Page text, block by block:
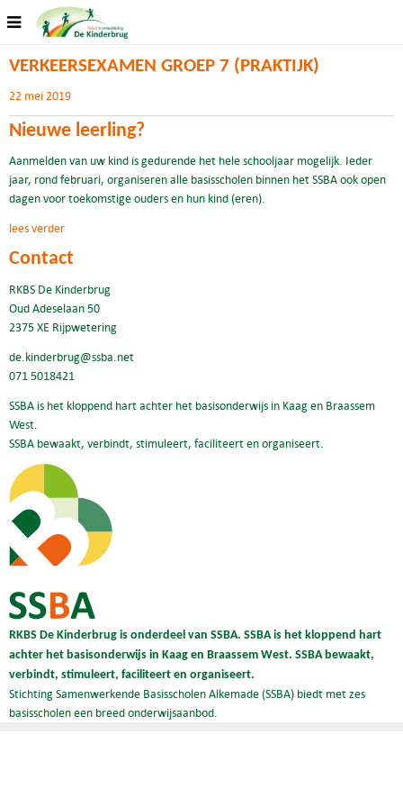
VERKEERSEXAMEN GROEP 7 (PRAKTIJK)
22 mei 2019
Nieuwe leerling?
Aanmelden van uw kind is gedurende het hele schooljaar mogelijk. Ieder
jaar, rond februari, organiseren alle basisscholen binnen het SSBA ook open
dagen voor toekomstige ouders en hun kind (eren).
lees verder
Contact
RKBS De Kinderbrug
Oud Adeselaan 50
2375 XE Rijpwetering
de.kinderbrug@ssba.net
071 5018421
SSBA is het kloppend hart achter het basisonderwijs in Kaag en Braassem
West.
SSBA bewaakt, verbindt, stimuleert, faciliteert en organiseert.
RKBS De Kinderbrug is onderdeel van SSBA. SSBA is het kloppend hart
achter het basisonderwijs in Kaag en Braassem West. SSBA bewaakt,
verbindt, stimuleert, faciliteert en organiseert.
Stichting Samenwerkende Basisscholen Alkemade (SSBA) biedt met zes
basisscholen een breed onderwijsaanbod.